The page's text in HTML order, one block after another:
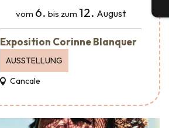
vom 6. bis zum 12. August
Exposition Corinne Blanquer
AUSSTELLUNG
Cancale